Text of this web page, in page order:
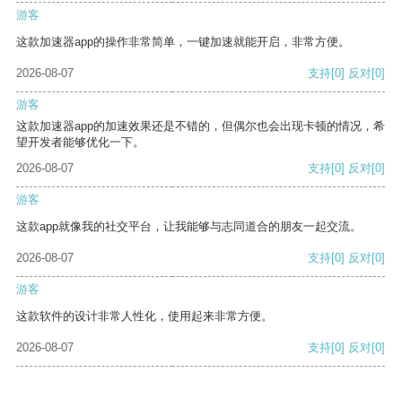
游客
这款加速器app的操作非常简单，一键加速就能开启，非常方便。
2026-08-07 支持[0] 反对[0]
游客
这款加速器app的加速效果还是不错的，但偶尔也会出现卡顿的情况，希
望开发者能够优化一下。
2026-08-07
支持[0] 反对[0]
游客
这款app就像我的社交平台，让我能够与志同道合的朋友一起交流。
2026-08-07 支持[0] 反对[0]
游客
这款软件的设计非常人性化，使用起来非常方便。
2026-08-07 支持[0] 反对[0]